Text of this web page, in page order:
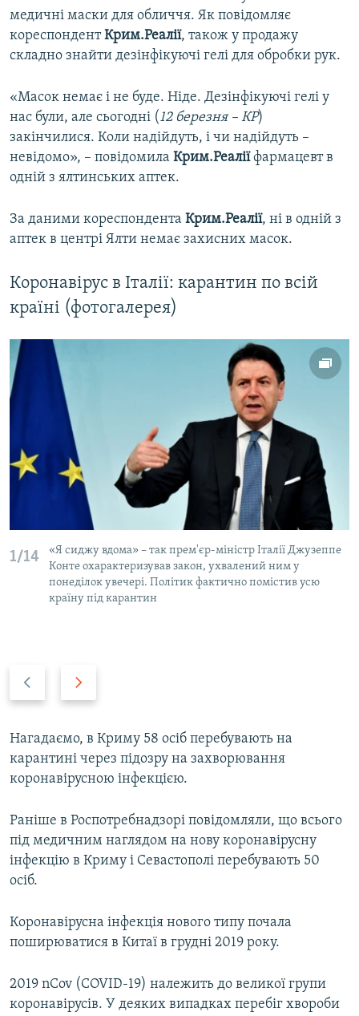
Усі сайти RFE/RL
медичні маски для обличчя. Як повідомляє
кореспондентКрим.Реалії, також у продажу
складно знайти дезінфікуючі гелі для обробки рук.
«Масок немає і не буде. Ніде. Дезінфікуючі гелі у
нас були, але сьогодні (12 березня – КР)
закінчилися. Коли надійдуть, і чи надійдуть –
невідомо», – повідомила Крим.Реаліїфармацевт в
одній з ялтинських аптек.
За даними кореспондента Крим.Реалії, ні в одній з
аптек в центрі Ялти немає захисних масок.
Коронавірус в Італії: карантин по всій
країні (фотогалерея)
1/14
«Я сиджу вдома» – так прем'єр-міністр Італії Джузеппе
Конте охарактеризував закон, ухвалений ним у
понеділок увечері. Політик фактично помістив усю
країну під карантин
v
i
o
s
s
l
i
e
t
s
l
d
e
Нагадаємо, в Криму 58 осіб перебувають на
карантині через підозру на захворювання
коронавірусною інфекцією.
Раніше в Роспотребнадзорі повідомляли, що всього
під медичним наглядом на нову коронавірусну
інфекцію в Криму і Севастополі перебувають 50
осіб.
Коронавірусна інфекція нового типу почала
поширюватися в Китаї в грудні 2019 року.
2019 nCov (COVID-19) належить до великої групи
коронавірусів. У деяких випадках перебіг хвороби